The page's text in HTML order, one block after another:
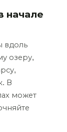
начале
вдоль
озеру,
В
может